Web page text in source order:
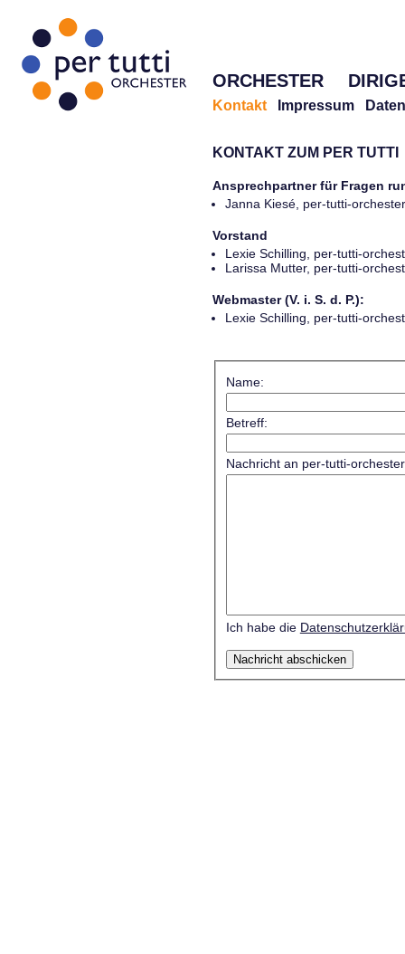
ORCHESTER
Kontakt Impressum
KONTAKT ZUM PER TUTTI
Ansprechpartner für Fragen
Janna Kiesé, per-tutti-
Vorstand
Lexie Schilling, per-tutti-
Larissa Mutter, per-tutti-
Webmaster (V. i. S. d. P.):
Lexie Schilling, per-tutti-
Name:
Betreff:
Nachricht an per-tutti-
Ich habe die